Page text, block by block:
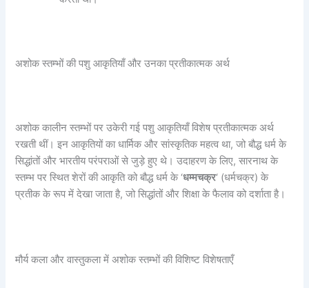
अशोक स्तम्भों की पशु आकृतियाँ और उनका प्रतीकात्मक अर्थ
अशोक कालीन स्तम्भों पर उकेरी गई पशु आकृतियाँ विशेष प्रतीकात्मक अर्थ
रखती थीं। इन आकृतियों का धार्मिक और सांस्कृतिक महत्व था, जो बौद्ध धर्म के
सिद्धांतों और भारतीय परंपराओं से जुड़े हुए थे। उदाहरण के लिए, सारनाथ के
स्तम्भ पर स्थित शेरों की आकृति को बौद्ध धर्म के ‘धम्मचक्र‘ (धर्मचक्र) के
प्रतीक के रूप में देखा जाता है, जो सिद्धांतों और शिक्षा के फैलाव को दर्शाता है।
मौर्य कला और वास्तुकला में अशोक स्तम्भों की विशिष्ट विशेषताएँ